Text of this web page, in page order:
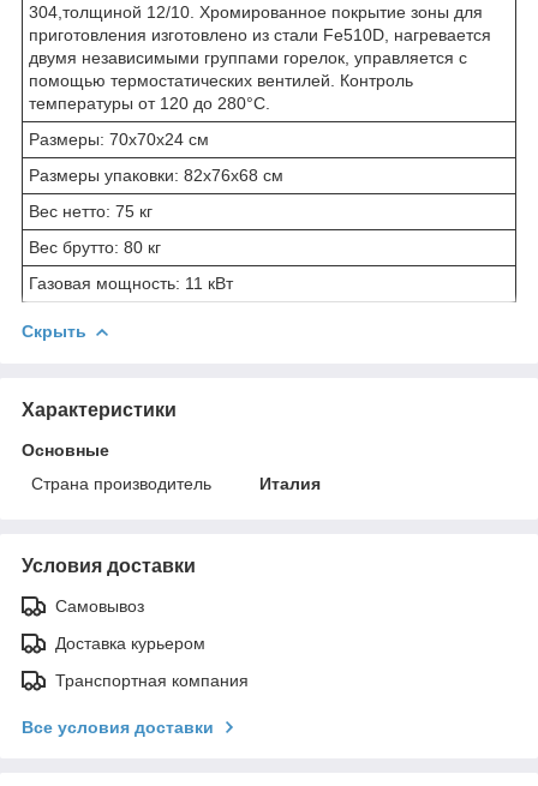
304,толщиной 12/10. Хромированное покрытие зоны для
приготовления изготовлено из стали Fe510D, нагревается
двумя независимыми группами горелок, управляется с
помощью термостатических вентилей. Контроль
температуры от 120 до 280°C.
Размеры: 70x70x24 см
Размеры упаковки: 82x76x68 см
Вес нетто: 75 кг
Вес брутто: 80 кг
Газовая мощность: 11 кВт
Скрыть
Характеристики
Основные
Страна производитель
Италия
Условия доставки
Самовывоз
Доставка курьером
Транспортная компания
Все условия доставки